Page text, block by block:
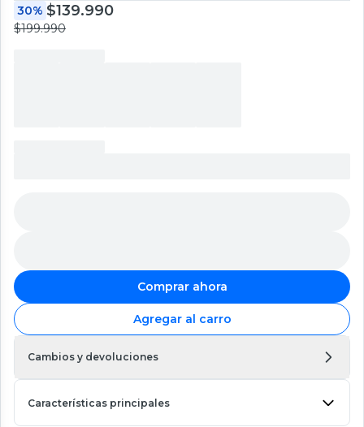
30% $139.990
$199.990
Comprar ahora
Agregar al carro
Cambios y devoluciones
Características principales